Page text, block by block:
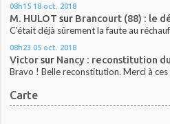
08h15 18 oct. 2018
M. HULOT sur Brancourt (88) : le
C'était déjà sûrement la faute au
08h23 05 oct. 2018
Victorsur Nancy : reconstitution
Bravo ! Belle reconstitution. Merci à ces
Carte